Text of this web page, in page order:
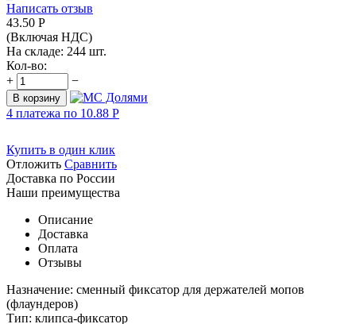
Написать отзыв
43.50 Р
(Включая НДС)
На складе: 244 шт.
Кол-во:
+
−
В корзину
4 платежа по 10.88 Р
Купить в один клик
Отложить Сравнить
Доставка по России
Наши преимущества
Описание
Доставка
Оплата
Отзывы
Назначение: сменный фиксатор для держателей мопов
(флаундеров)
Тип: клипса-фиксатор